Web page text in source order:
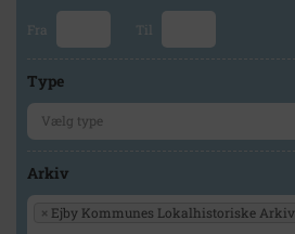
Fra Til
Type
Arkiv
× Ejby Kommunes Lokalhistoriske Arkiv